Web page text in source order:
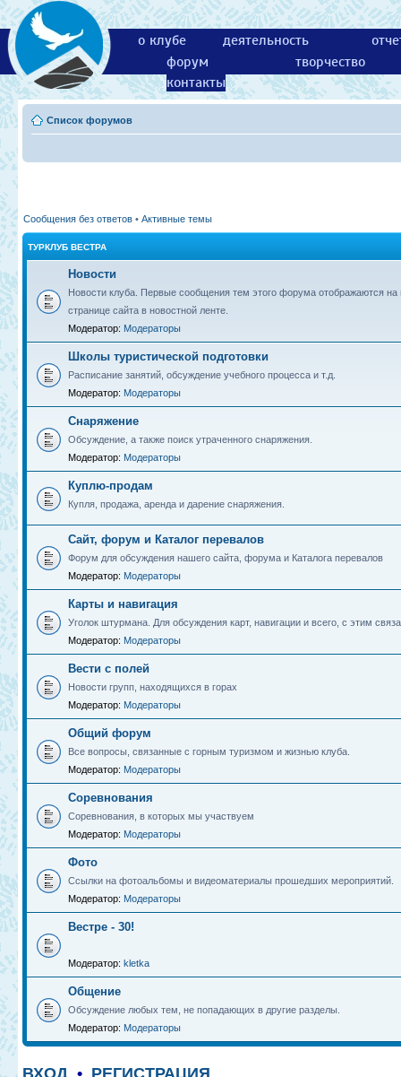
о клубе деятельность
форум
творчество
контакты
Список форумов
Сообщения без ответов • Активные темы
ТУРКЛУБ ВЕСТРА
Новости
Новости клуба. Первые сообщения тем этого форума отображаются на
странице сайта в новостной ленте.
Модератор: Модераторы
Школы туристической подготовки
Расписание занятий, обсуждение учебного процесса и т.д.
Модератор: Модераторы
Снаряжение
Обсуждение, а также поиск утраченного снаряжения.
Модератор: Модераторы
Куплю-продам
Купля, продажа, аренда и дарение снаряжения.
Сайт, форум и Каталог перевалов
Форум для обсуждения нашего сайта, форума и Каталога перевалов
Модератор: Модераторы
Карты и навигация
Уголок штурмана. Для обсуждения карт, навигации и всего, с этим
Модератор: Модераторы
Вести с полей
Новости групп, находящихся в горах
Модератор: Модераторы
Общий форум
Все вопросы, связанные с горным туризмом и жизнью клуба.
Модератор: Модераторы
Соревнования
Соревнования, в которых мы участвуем
Модератор: Модераторы
Фото
Ссылки на фотоальбомы и видеоматериалы прошедших мероприятий.
Модератор: Модераторы
Вестре - 30!
Модератор: kletka
Общение
Обсуждение любых тем, не попадающих в другие разделы.
Модератор: Модераторы